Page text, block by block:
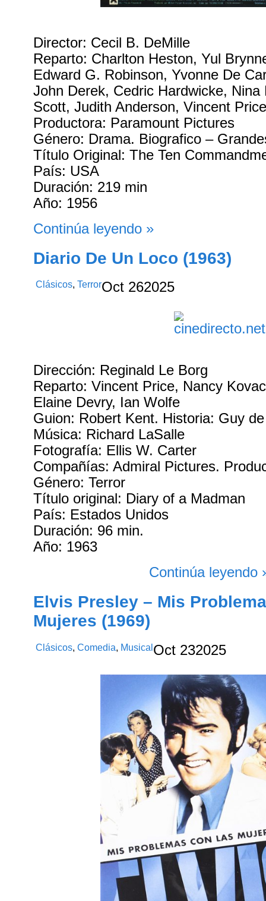
Director: Cecil B. DeMille
Reparto: Charlton Heston, Yul
Edward G. Robinson, Yvonne De
John Derek, Cedric Hardwicke, Nina
Scott, Judith Anderson, Vincent
Productora: Paramount Pictures
Género: Drama. Biografico –
Título Original: The Ten
País: USA
Duración: 219 min
Año: 1956
Continúa leyendo »
Diario De Un Loco (1963)
Clásicos,TerrorOct 262025
Dirección: Reginald Le Borg
Reparto: Vincent Price, Nancy
Elaine Devry, Ian Wolfe
Guion: Robert Kent. Historia: Guy
Música: Richard LaSalle
Fotografía: Ellis W. Carter
Compañías: Admiral Pictures.
Género: Terror
Título original: Diary of a Madman
País: Estados Unidos
Duración: 96 min.
Año: 1963
Continúa leyendo
Elvis Presley – Mis
Mujeres (1969)
Clásicos,Comedia, Musical Oct 232025